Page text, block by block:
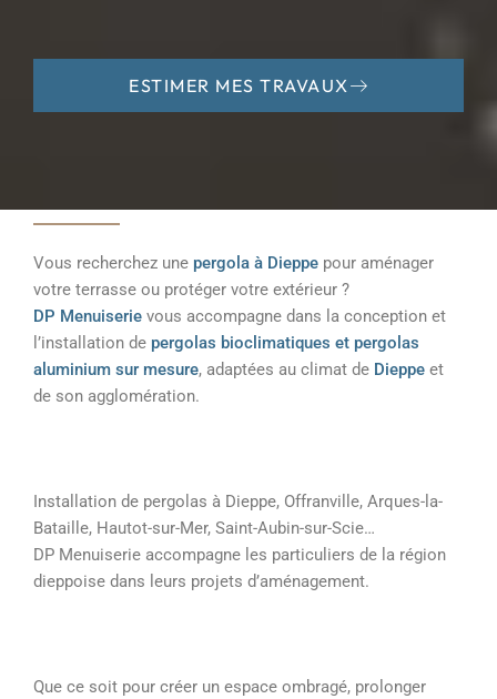
ESTIMER MES TRAVAUX
Vous recherchez une pergola à Dieppe pour aménager
votre terrasse ou protéger votre extérieur ?
DP Menuiserie vous accompagne dans la conception et
l’installation de pergolas bioclimatiques et pergolas
aluminium sur mesure, adaptées au climat de Dieppe et
de son agglomération.
Installation de pergolas à Dieppe, Offranville, Arques-la-
Bataille, Hautot-sur-Mer, Saint-Aubin-sur-Scie…
DP Menuiserie accompagne les particuliers de la région
dieppoise dans leurs projets d’aménagement.
Que ce soit pour créer un espace ombragé, prolonger